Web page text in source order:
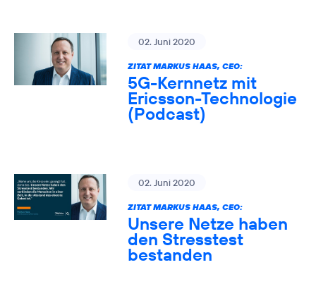
02. Juni 2020
ZITAT MARKUS HAAS, CEO:
5G-Kernnetz mit
Ericsson-Technologie
(Podcast)
02. Juni 2020
ZITAT MARKUS HAAS, CEO:
Unsere Netze haben
den Stresstest
bestanden